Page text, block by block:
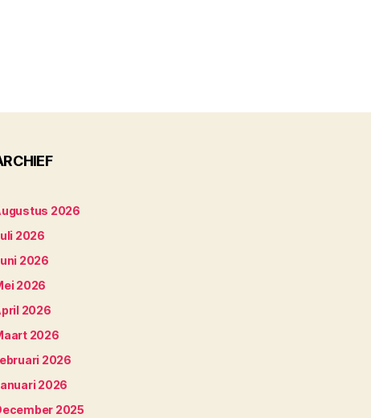
2026
2026
2026
2026
2026
2026
2026
2026
2025